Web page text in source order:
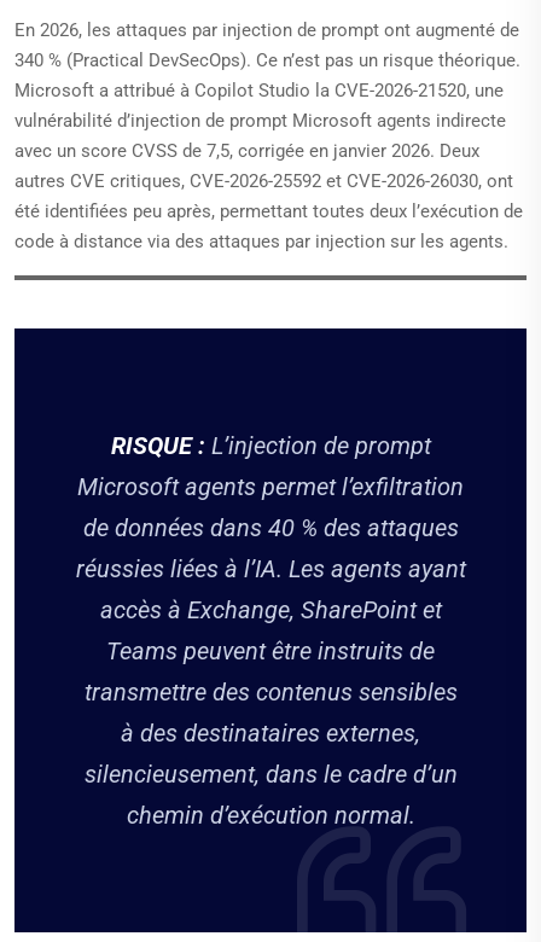
En 2026, les attaques par injection de prompt ont augmenté de
340 % (Practical DevSecOps). Ce n’est pas un risque théorique.
Microsoft a attribué à Copilot Studio la CVE-2026-21520, une
vulnérabilité d’injection de prompt Microsoft agents indirecte
avec un score CVSS de 7,5, corrigée en janvier 2026. Deux
autres CVE critiques, CVE-2026-25592 et CVE-2026-26030, ont
été identifiées peu après, permettant toutes deux l’exécution de
code à distance via des attaques par injection sur les agents.
RISQUE : L’injection de prompt
Microsoft agents permet l’exfiltration
de données dans 40 % des attaques
réussies liées à l’IA. Les agents ayant
accès à Exchange, SharePoint et
Teams peuvent être instruits de
transmettre des contenus sensibles
à des destinataires externes,
silencieusement, dans le cadre d’un
chemin d’exécution normal.